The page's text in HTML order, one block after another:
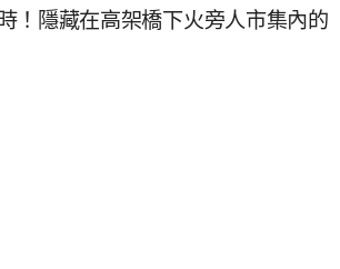
！隱藏在高架橋下火旁人市集內的